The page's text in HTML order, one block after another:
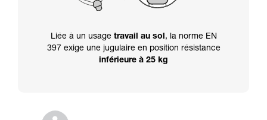
Liée à un usage travail au sol, la norme EN
397 exige une jugulaire en position résistance
inférieure à 25 kg